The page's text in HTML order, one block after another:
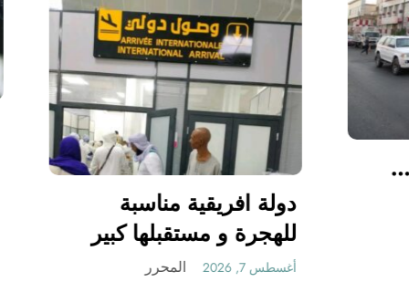
دولة افريقية مناسبة
للهجرة و مستقبلها
أغسطس 7, 2026
والماي …
ابو عداي”